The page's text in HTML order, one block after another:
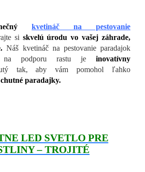
kvetináč na pestovanie
si skvelú úrodu vo vašej záhrade,
Náš kvetináč na pestovanie paradajok
na podporu rastu je inovatívny
tak, aby vám pomohol ľahko
paradajky.
LED SVETLO PRE
– TROJITÉ